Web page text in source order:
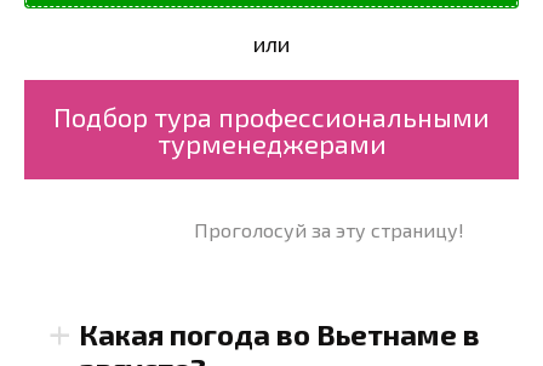
или
Подбор тура профессиональными
турменеджерами
Проголосуй за эту страницу!
+ Какая погода во Вьетнаме в